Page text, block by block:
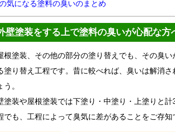
気になる塗料の臭いのまとめ
壁塗装をする上で塗料の臭いが心配な方
塗装、その他の部分の塗り替えでも、その臭い
塗り替え工程です。昔に較べれば、臭いは解消
。
装や屋根塗装では下塗り・中塗り・上塗りと
でも、工程によって臭気に差があることをご存知